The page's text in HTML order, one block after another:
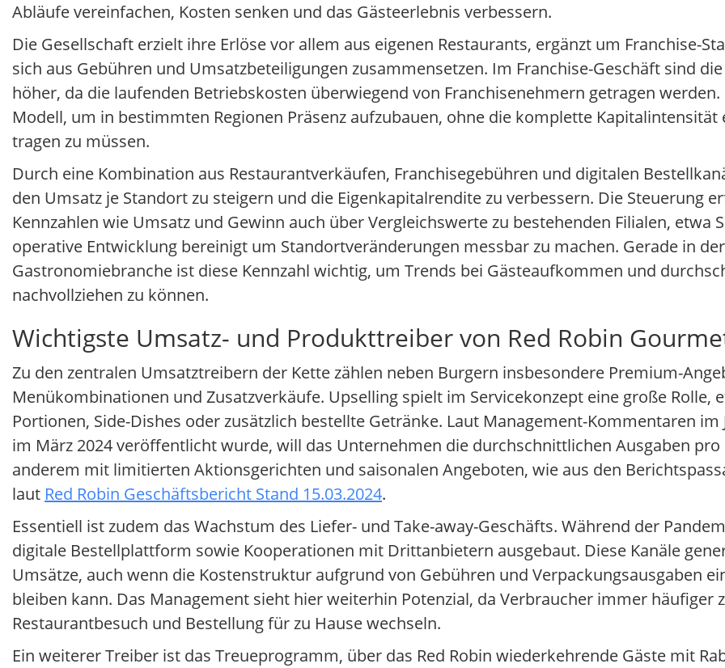
Abläufe vereinfachen, Kosten senken und das Gästeerlebnis verbessern.
Die Gesellschaft erzielt ihre Erlöse vor allem aus eigenen Restaurants, ergänzt um Franchise-
sich aus Gebühren und Umsatzbeteiligungen zusammensetzen. Im Franchise-Geschäft sind
höher, da die laufenden Betriebskosten überwiegend von Franchisenehmern getragen werden.
Modell, um in bestimmten Regionen Präsenz aufzubauen, ohne die komplette Kapitalintensität
tragen zu müssen.
Durch eine Kombination aus Restaurantverkäufen, Franchisegebühren und digitalen
den Umsatz je Standort zu steigern und die Eigenkapitalrendite zu verbessern. Die Steuerung
Kennzahlen wie Umsatz und Gewinn auch über Vergleichswerte zu bestehenden Filialen, etwa
operative Entwicklung bereinigt um Standortveränderungen messbar zu machen. Gerade in
Gastronomiebranche ist diese Kennzahl wichtig, um Trends bei Gästeaufkommen und
nachvollziehen zu können.
Wichtigste Umsatz- und Produkttreiber von Red Robin
Zu den zentralen Umsatztreibern der Kette zählen neben Burgern insbesondere Premium-
Menükombinationen und Zusatzverkäufe. Upselling spielt im Servicekonzept eine große Rolle,
Portionen, Side-Dishes oder zusätzlich bestellte Getränke. Laut Management-Kommentaren im
im März 2024 veröffentlicht wurde, will das Unternehmen die durchschnittlichen Ausgaben
anderem mit limitierten Aktionsgerichten und saisonalen Angeboten, wie aus den
laut Red Robin Geschäftsbericht Stand 15.03.2024.
Essentiell ist zudem das Wachstum des Liefer- und Take-away-Geschäfts. Während der
digitale Bestellplattform sowie Kooperationen mit Drittanbietern ausgebaut. Diese Kanäle
Umsätze, auch wenn die Kostenstruktur aufgrund von Gebühren und Verpackungsausgaben
bleiben kann. Das Management sieht hier weiterhin Potenzial, da Verbraucher immer häufiger
Restaurantbesuch und Bestellung für zu Hause wechseln.
Ein weiterer Treiber ist das Treueprogramm, über das Red Robin wiederkehrende Gäste mit